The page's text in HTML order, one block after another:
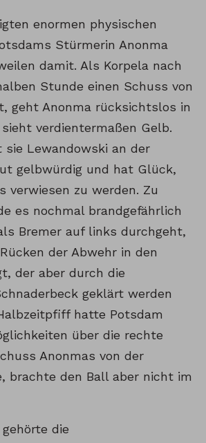
enormen physischen
Stürmerin Anonma
damit. Als Korpela nach
Stunde einen Schuss von
geht Anonma rücksichtslos in
verdientermaßen Gelb.
Lewandowski an der
gelbwürdig und hat Glück,
verwiesen zu werden. Zu
es nochmal brandgefährlich
Bremer auf links durchgeht,
der Abwehr in den
der aber durch die
geklärt werden
hatte Potsdam
über die rechte
Anonmas von der
brachte den Ball aber nicht im
die